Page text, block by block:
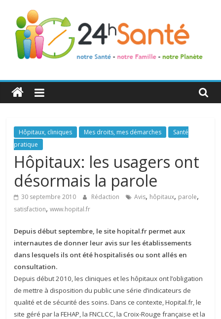
24h
Santé
La
santé
de
toute
famille
Hôpitaux, cliniques Mes droits, mes démarches
Santé
pratique
Hôpitaux: les usagers ont
désormais la parole
30 septembre 2010 Rédaction Avis, hôpitaux, parole,
satisfaction,www.hopital.fr
Depuis début septembre, le site hopital.fr permet aux
internautes de donner leur avis sur les établissements
dans lesquels ils ont été hospitalisés ou sont allés en
consultation.
Depuis début 2010, les cliniques et les hôpitaux ont l’obligation
de mettre à disposition du public une série d’indicateurs de
qualité et de sécurité des soins. Dans ce contexte, Hopital.fr, le
site géré par la FEHAP, la FNCLCC, la Croix-Rouge française et la